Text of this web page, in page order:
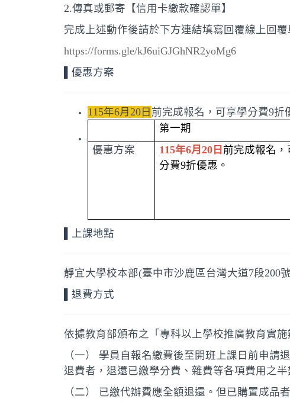
2.傳真或郵寄【信用卡繳款確認單】
完成上述動作後請於下方連結填寫回覆線上回覆
https://forms.gle/kJ6uiGJGhNR2yoMg6
▌優惠方案
115年6月20日 前完成報名，可享學分費9折
第一期
優惠方案
115年6月20 日 前完成報名，
分費9折優惠。
▌上課地點
靜宜大學校本部(臺中市沙鹿區台灣大道7段200
▌退費方式
依據教育部頒布之「專科以上學校推廣教育實
（一） 學員自報名繳費後至開班上課日前申
退費者，退還已繳學分費、雜費等各項費用之
（二） 已繳代辦費應全額退還。但已購置成品